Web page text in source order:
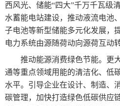
西风光、储能“四大”千万千瓦级
水蓄能电站建设，推动液流电池
子电池等新型储能多元化发展，
电力系统由源随荷动向源荷互动转
推动能源消费绿色节能。更
通等重点领域用能的清洁化、低
水平。引导企业在设计、制造、
碳管理，加快打造绿色低碳供应